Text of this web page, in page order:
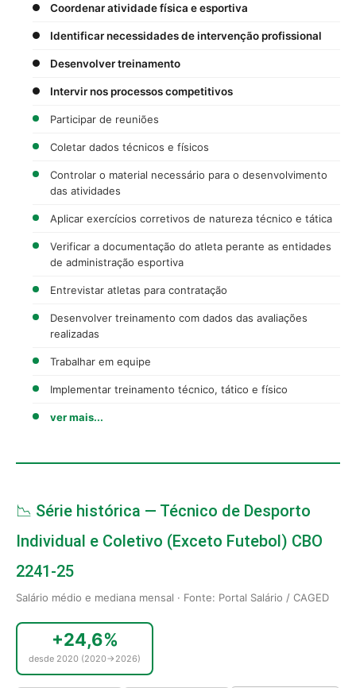
Coordenar atividade física e esportiva
Identificar necessidades de intervenção profissional
Desenvolver treinamento
Intervir nos processos competitivos
Participar de reuniões
Coletar dados técnicos e físicos
Controlar o material necessário para o desenvolvimento
das atividades
Aplicar exercícios corretivos de natureza técnico e tática
Verificar a documentação do atleta perante as entidades
de administração esportiva
Entrevistar atletas para contratação
Desenvolver treinamento com dados das avaliações
realizadas
Trabalhar em equipe
Implementar treinamento técnico, tático e físico
ver mais...
📉 Série histórica — Técnico de Desporto
Individual e Coletivo (Exceto Futebol) CBO
2241-25
Salário médio e mediana mensal · Fonte: Portal Salário / CAGED
+24,6%
desde 2020 (2020→2026)